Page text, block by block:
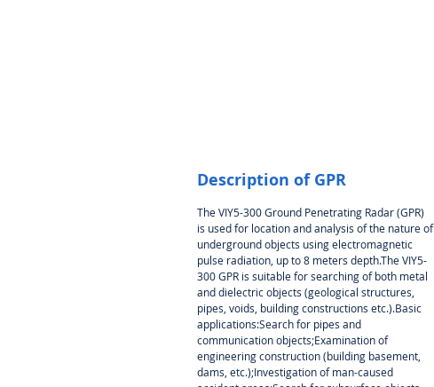
Description of GPR
The VIY5-300 Ground Penetrating Radar (GPR)
is used for location and analysis of the nature of
underground objects using electromagnetic
pulse radiation, up to 8 meters depth.The VIY5-
300 GPR is suitable for searching of both metal
and dielectric objects (geological structures,
pipes, voids, building constructions etc.).Basic
applications:Search for pipes and
communication objects;Examination of
engineering construction (building basement,
dams, etc.);Investigation of man-caused